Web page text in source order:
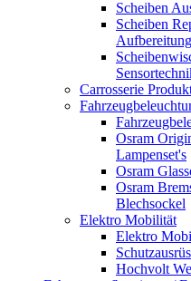
Scheiben
Scheiben
Aufbereitung
Carrosserie
Osram
Lampenset's
Osram
Osram
Blechsockel
Elektro Mobilität
Elektro
Hochvolt